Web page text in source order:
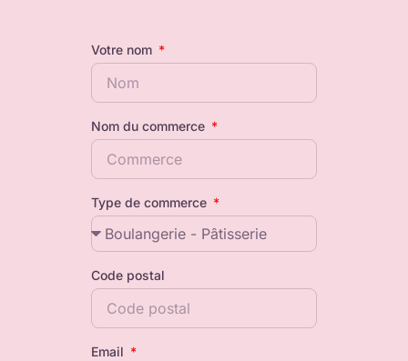
Votre nom
Nom du commerce
Type de commerce
Code postal
Email